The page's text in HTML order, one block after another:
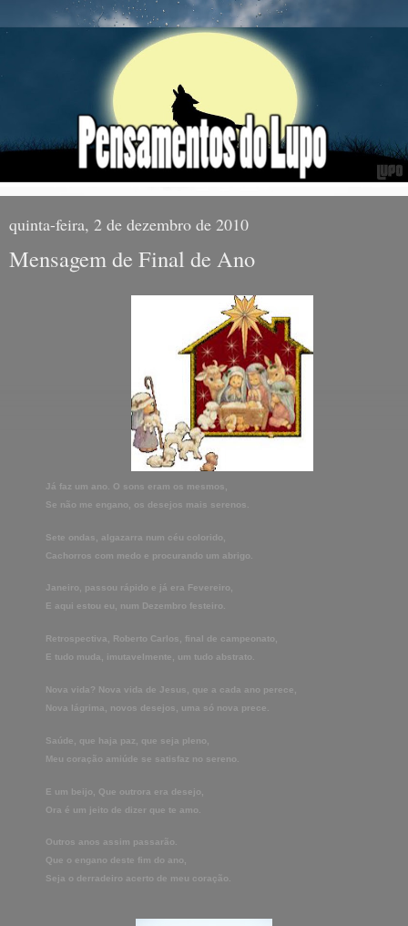
quinta-feira, 2 de dezembro de 2010
Mensagem de Final de Ano
Já faz um ano. O sons eram os mesmos,
Se não me engano, os desejos mais serenos.
Sete ondas, algazarra num céu colorido,
Cachorros com medo e procurando um abrigo.
Janeiro, passou rápido e já era Fevereiro,
E aqui estou eu, num Dezembro festeiro.
Retrospectiva, Roberto Carlos, final de campeonato,
E tudo muda, imutavelmente, um tudo abstrato.
Nova vida? Nova vida de Jesus, que a cada ano perece,
Nova lágrima, novos desejos, uma só nova prece.
Saúde, que haja paz, que seja pleno,
Meu coração amiúde se satisfaz no sereno.
E um beijo, Que outrora era desejo,
Ora é um jeito de dizer que te amo.
Outros anos assim passarão.
Que o engano deste fim do ano,
Seja o derradeiro acerto de meu coração.